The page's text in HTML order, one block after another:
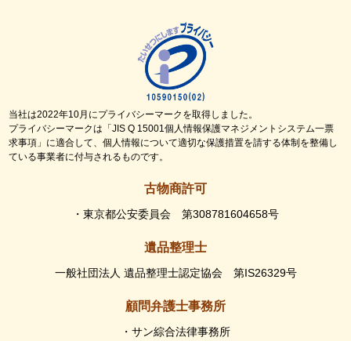
当社は2022年10月にプライバシーマークを取得しました。
プライバシーマークは「JIS Q 15001個人情報保護マネジメントシステム一票
求事項」に適合して、個人情報について適切な保護措置を請する体制を整備し
ている事業者に付与されるものです。
古物商許可
・東京都公安委員会 第308781604658号
遺品整理士
一般社団法人 遺品整理士認定協会 第IS26329号
顧問弁護士事務所
・サン綜合法律事務所